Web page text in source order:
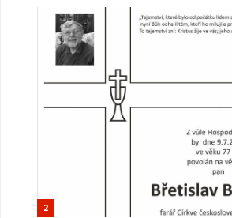
2